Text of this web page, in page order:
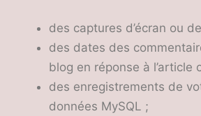
des captures d’écran ou
des dates des
blog en réponse à l’article
des enregistrements de
données MySQL ;